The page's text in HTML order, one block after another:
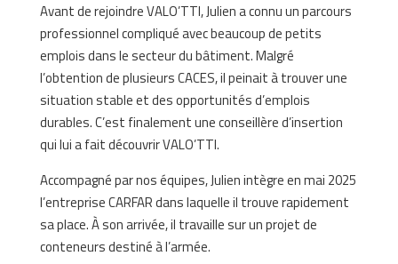
Avant de rejoindre VALO’TTI, Julien a connu un parcours
professionnel compliqué avec beaucoup de petits
emplois dans le secteur du bâtiment. Malgré
l’obtention de plusieurs CACES, il peinait à trouver une
situation stable et des opportunités d’emplois
durables. C’est finalement une conseillère d’insertion
qui lui a fait découvrir VALO’TTI.
Accompagné par nos équipes, Julien intègre en mai 2025
l’entreprise CARFAR dans laquelle il trouve rapidement
sa place. À son arrivée, il travaille sur un projet de
conteneurs destiné à l’armée.